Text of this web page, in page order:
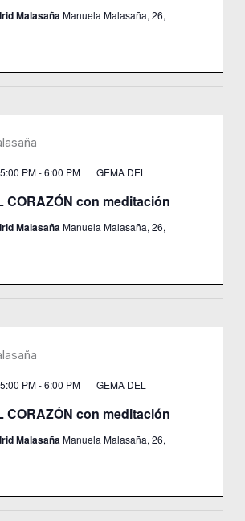
MalasañaManuela Malasaña, 26,
CORAZÓN con meditación
PM-6:00 PM
GEMA DEL
MalasañaManuela Malasaña, 26,
CORAZÓN con meditación
PM-6:00 PM
GEMA DEL
Malasaña Manuela Malasaña, 26,